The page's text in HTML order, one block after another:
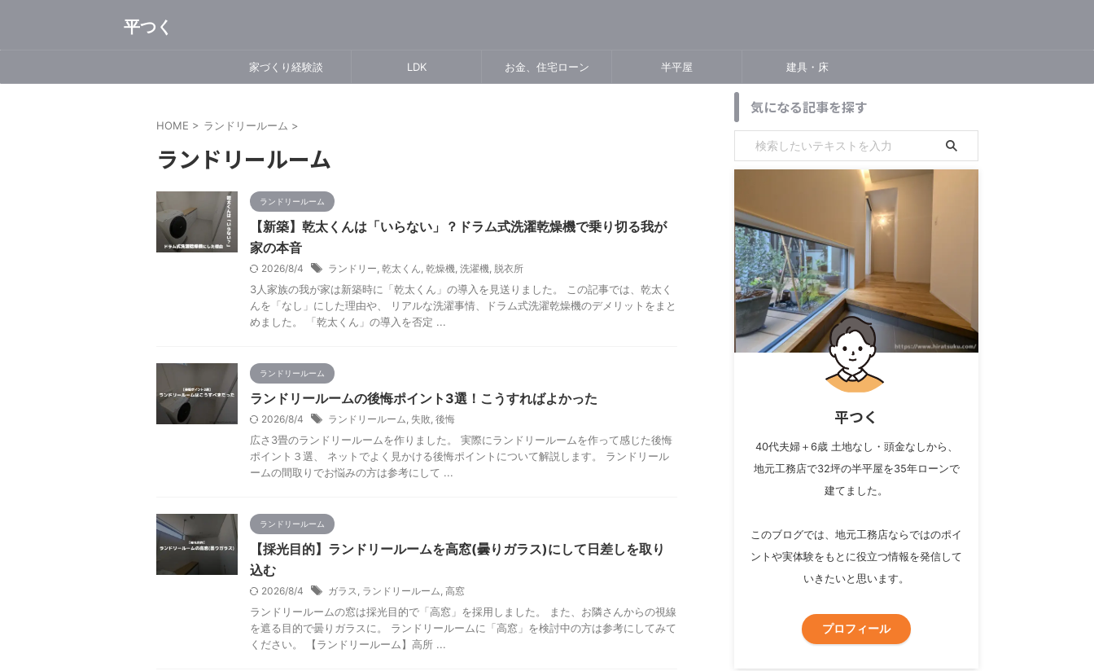
平つく
家づくり経験談 LDK お金、住宅ローン 半平屋 建具・床
HOME > ランドリールーム >
ランドリールーム
ランドリールーム
【新築】乾太くんは「いらない」？ドラム式洗濯乾燥機で乗り切る我が
家の本音
2026/8/4 ランドリー, 乾太くん, 乾燥機, 洗濯機, 脱衣所
3人家族の我が家は新築時に「乾太くん」の導入を見送りました。 この記事では、乾太く
んを「なし」にした理由や、 リアルな洗濯事情、ドラム式洗濯乾燥機のデメリットをまと
めました。 「乾太くん」の導入を否定 ...
ランドリールーム
ランドリールームの後悔ポイント3選！こうすればよかった
2026/8/4 ランドリールーム, 失敗, 後悔
広さ3畳のランドリールームを作りました。 実際にランドリールームを作って感じた後悔
ポイント３選、 ネットでよく見かける後悔ポイントについて解説します。 ランドリール
ームの間取りでお悩みの方は参考にして ...
ランドリールーム
【採光目的】ランドリールームを高窓(曇りガラス)にして日差しを取り
込む
2026/8/4 ガラス, ランドリールーム, 高窓
ランドリールームの窓は採光目的で「高窓」を採用しました。 また、お隣さんからの視線
を遮る目的で曇りガラスに。 ランドリールームに「高窓」を検討中の方は参考にしてみて
ください。 【ランドリールーム】高所 ...
気になる記事を探す
平つく
40代夫婦＋6歳 土地なし・頭金なしから、
地元工務店で32坪の半平屋を35年ローンで
建てました。
このブログでは、地元工務店ならではのポイ
ントや実体験をもとに役立つ情報を発信して
いきたいと思います。
プロフィール